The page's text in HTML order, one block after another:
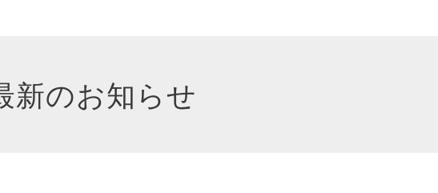
新のお知らせ